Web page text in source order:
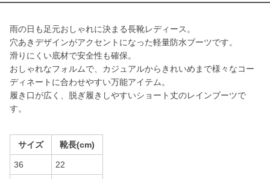
雨の日も足元おしゃれに決まる長靴レディース。
穴あきデザインがアクセントになった軽量防水ブーツです。
滑りにくい底材で安全性も確保。
おしゃれなフォルムで、カジュアルからきれいめまで様々なコー
ディネートに合わせやすい万能アイテム。
履き口が広く、脱ぎ履きしやすいショート丈のレインブーツで
す。
サイズ 靴長(cm)
36 22